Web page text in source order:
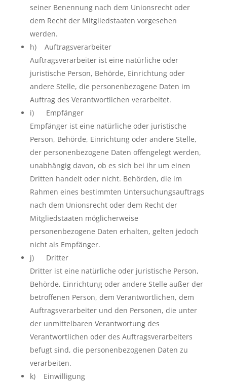
seiner Benennung nach dem Unionsrecht oder
dem Recht der Mitgliedstaaten vorgesehen
werden.
h) Auftragsverarbeiter
Auftragsverarbeiter ist eine natürliche oder
juristische Person, Behörde, Einrichtung oder
andere Stelle, die personenbezogene Daten im
Auftrag des Verantwortlichen verarbeitet.
i) Empfänger
Empfänger ist eine natürliche oder juristische
Person, Behörde, Einrichtung oder andere Stelle,
der personenbezogene Daten offengelegt werden,
unabhängig davon, ob es sich bei ihr um einen
Dritten handelt oder nicht. Behörden, die im
Rahmen eines bestimmten Untersuchungsauftrags
nach dem Unionsrecht oder dem Recht der
Mitgliedstaaten möglicherweise
personenbezogene Daten erhalten, gelten jedoch
nicht als Empfänger.
j) Dritter
Dritter ist eine natürliche oder juristische Person,
Behörde, Einrichtung oder andere Stelle außer der
betroffenen Person, dem Verantwortlichen, dem
Auftragsverarbeiter und den Personen, die unter
der unmittelbaren Verantwortung des
Verantwortlichen oder des Auftragsverarbeiters
befugt sind, die personenbezogenen Daten zu
verarbeiten.
k) Einwilligung